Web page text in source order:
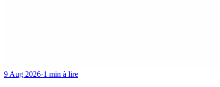
9 Aug 2026·1 min à lire